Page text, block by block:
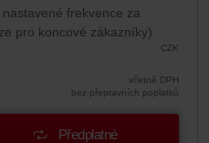
frekvence za
pro koncové zákazníky)
CZK
včetně DPH
bez přepravních poplatků
Předplatné